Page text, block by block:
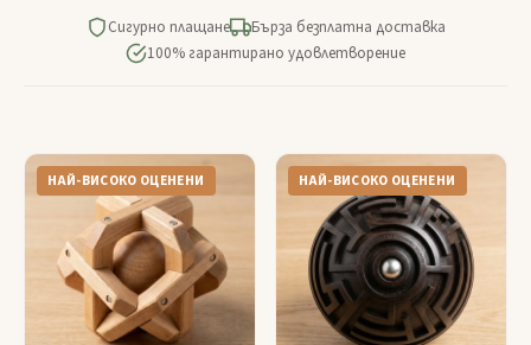
Сигурно плащане
Бърза безплатна доставка
100% гарантирано удовлетворение
НАЙ-ВИСОКО ОЦЕНЕНИ НАЙ-ВИСОКО ОЦЕНЕНИ